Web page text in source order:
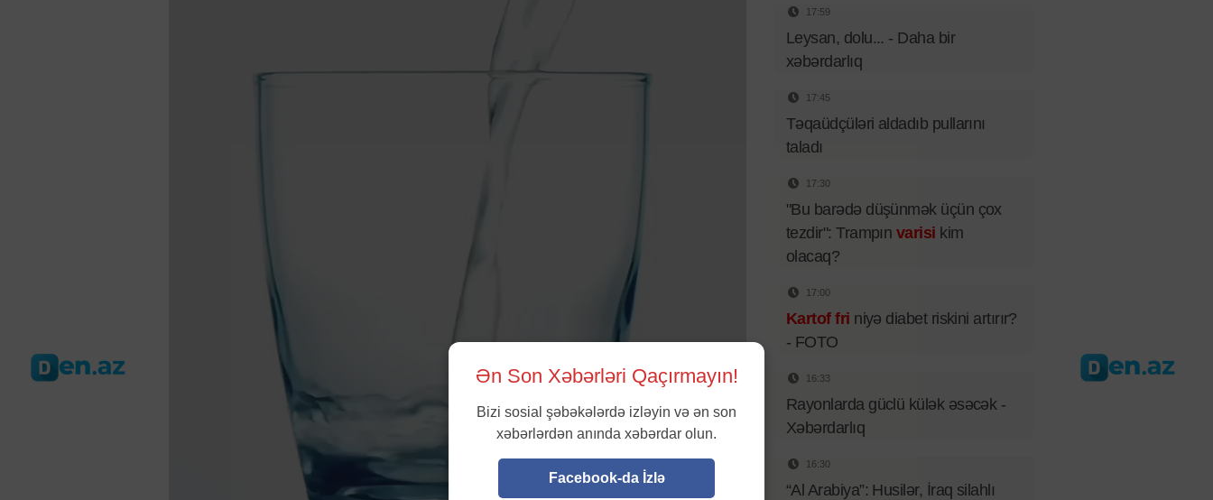
17:59
Leysan, dolu... - Daha bir
xəbərdarlıq
17:45
Təqaüdçüləri aldadıb pullarını
taladı
17:30
"Bu barədə düşünmək üçün çox
tezdir": Trampın varisi kim
olacaq?
17:00
Kartof fri niyə diabet riskini artırır?
- FOTO
16:33
Rayonlarda güclü külək əsəcək -
Xəbərdarlıq
16:30
“Al Arabiya”: Husilər, İraq silahlı
Ən Son Xəbərləri Qaçırmayın!
Bizi sosial şəbəkələrdə izləyin və ən son
xəbərlərdən anında xəbərdar olun.
Facebook-da İzlə